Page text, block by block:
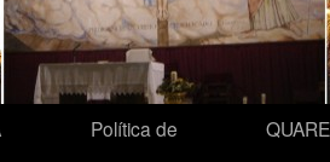
Política de